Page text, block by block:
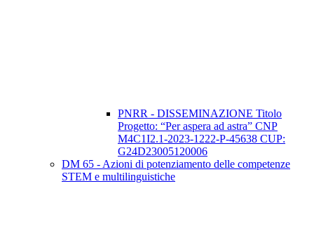
PNRR - DISSEMINAZIONE Titolo
Progetto: “Per aspera ad astra” CNP
M4C1I2.1-2023-1222-P-45638 CUP:
G24D23005120006
DM 65 - Azioni di potenziamento delle competenze
STEM e multilinguistiche